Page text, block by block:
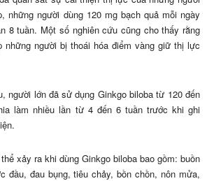
những người dùng 120 mg bạch quả mỗi ngày
8 tuần. Một số nghiên cứu cũng cho thấy rằng
những người bị thoái hóa điểm vàng giữ thị lực
người lớn đã sử dụng Ginkgo biloba từ 120 đến
làm nhiều lần từ ​​4 đến 6 tuần trước khi ghi
xảy ra khi dùng Ginkgo biloba bao gồm: buồn
đầu, đau bụng, tiêu chảy, bồn chồn, nôn mửa,